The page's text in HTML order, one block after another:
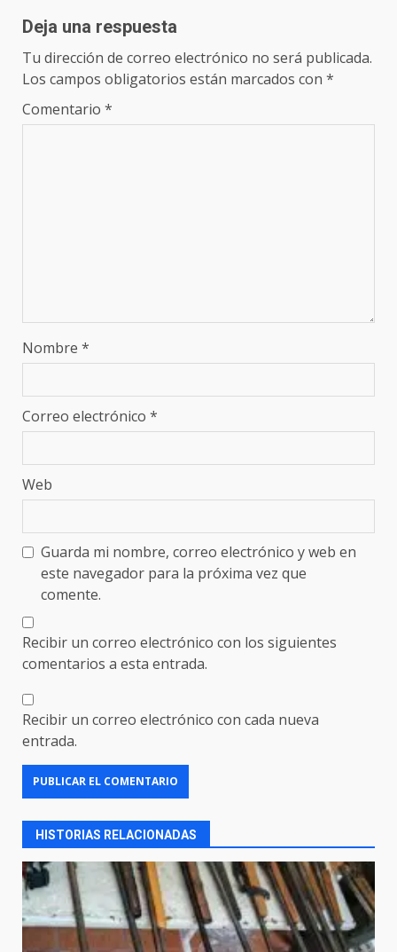
Deja una respuesta
Tu dirección de correo electrónico no será publicada.
Los campos obligatorios están marcados con *
Comentario *
Nombre *
Correo electrónico *
Web
Guarda mi nombre, correo electrónico y web en
este navegador para la próxima vez que
comente.
Recibir un correo electrónico con los siguientes
comentarios a esta entrada.
Recibir un correo electrónico con cada nueva
entrada.
HISTORIAS RELACIONADAS